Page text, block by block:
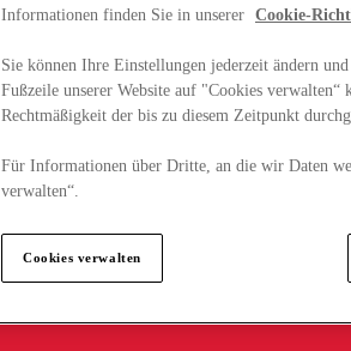
Informationen finden Sie in unserer Cookie-
Sie können Ihre Einstellungen jederzeit ändern
Fußzeile unserer Website auf "Cookies
Rechtmäßigkeit der bis zu diesem Zeitpunkt
Für Informationen über Dritte, an die wir Daten
verwalten“.
Cookies verwalten